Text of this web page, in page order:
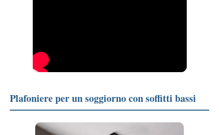
Plafoniere per un soggiorno con soffitti bassi